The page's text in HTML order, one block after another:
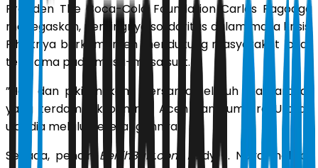
Presiden The Coca-Cola Foundation Carlos Pagoaga
menegaskan, pentingnya solidaritas dalam masa krisis.
Pihaknya berkomitmen mendukung masyarakat lokal,
terutama pada masa-masa sulit.
”Hati dan pikiran kami bersama seluruh masyarakat
yang terdampak banjir di Aceh dan Sumatra Utara,”
ujar dia melalui keterangannya.
Senada, pendiriBenihBaik.com
Andy F. Noya melihat